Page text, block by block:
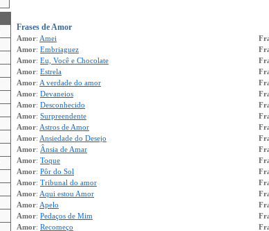
Frases de Amor
Amor: Amei
Amor: Embriaguez
Amor: Eu, Você e Chocolate
Amor: Estrela
Amor: A verdade do amor
Amor: Devaneios
Amor: Desconhecido
Amor: Surpreendente
Amor: Astros de Amor
Amor: Ansiedade do Desejo
Amor: Ânsia de Amar
Amor: Toque
Amor: Pôr do Sol
Amor: Tribunal do amor
Amor: Aqui estou Amor
Amor: Apelo
Amor: Pedaços de Mim
Amor: Recomeço